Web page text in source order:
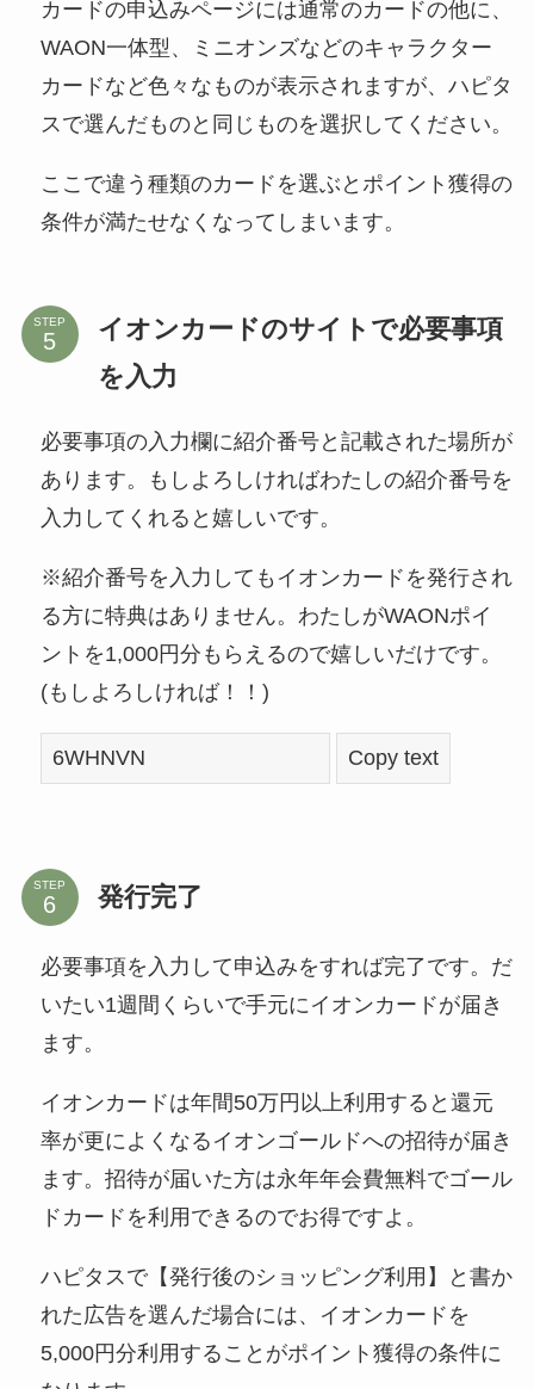
カードの申込みページには通常のカードの他に、
WAON一体型、ミニオンズなどのキャラクター
カードなど色々なものが表示されますが、ハピタ
スで選んだものと同じものを選択してください。
ここで違う種類のカードを選ぶとポイント獲得の
条件が満たせなくなってしまいます。
STEP
イオンカードのサイトで必要事項
を入力
必要事項の入力欄に紹介番号と記載された場所が
あります。もしよろしければわたしの紹介番号を
入力してくれると嬉しいです。
※紹介番号を入力してもイオンカードを発行され
る方に特典はありません。わたしがWAONポイ
ントを1,000円分もらえるので嬉しいだけです。
(もしよろしければ！！)
Copy text
STEP 発行完了
必要事項を入力して申込みをすれば完了です。だ
いたい1週間くらいで手元にイオンカードが届き
ます。
イオンカードは年間50万円以上利用すると還元
率が更によくなるイオンゴールドへの招待が届き
ます。招待が届いた方は永年年会費無料でゴール
ドカードを利用できるのでお得ですよ。
ハピタスで【発行後のショッピング利用】と書か
れた広告を選んだ場合には、イオンカードを
5,000円分利用することがポイント獲得の条件に